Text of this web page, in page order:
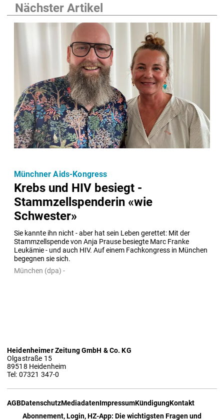
Nächster Artikel
Krebs und HIV besiegt -
Stammzellspenderin «wie
Schwester»
Sie kannte ihn nicht - aber hat sein Leben gerettet: Mit der
Stammzellspende von Anja Prause besiegte Marc Franke
Leukämie - und auch HIV. Auf einem Fachkongress in München
begegnen sie sich.
Münchner Aids-Kongress
München (dpa) -
Heidenheimer Zeitung GmbH & Co. KG
Olgastraße 15
89518 Heidenheim
Tel: 07321 347-0
AGBDatenschutzMediadatenImpressumKündigungKontakt
Abonnement, Login, HZ-App: Die wichtigsten Fragen und